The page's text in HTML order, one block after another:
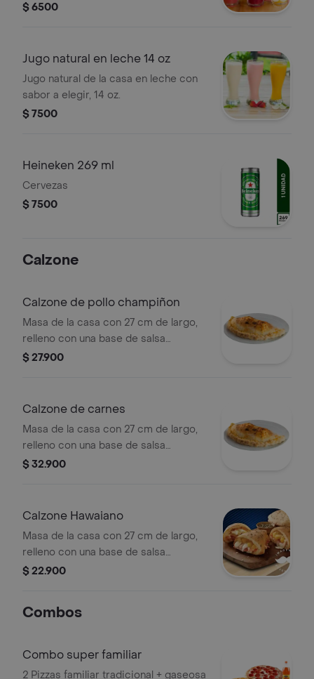
$ 6500
Jugo natural en leche 14 oz
Jugo natural de la casa en leche con
sabor a elegir, 14 oz.
$ 7500
Heineken 269 ml
Cervezas
$ 7500
Calzone
Calzone de pollo champiñon
Masa de la casa con 27 cm de largo,
relleno con una base de salsa
bechamel, pollo desmechado,
oregano.
$ 27.900
Calzone de carnes
Masa de la casa con 27 cm de largo,
relleno con una base de salsa
napolitana, jamon, salami, cabano,
oregano.
$ 32.900
Calzone Hawaiano
Masa de la casa con 27 cm de largo,
relleno con una base de salsa
napolitana, jamón, piña. queso
horno.
$ 22.900
Combos
Combo super familiar
2 Pizzas familiar tradicional + gaseosa